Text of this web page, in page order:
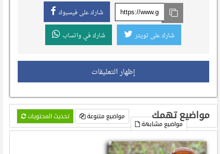
شارك على فيسبوك
شارك على تويتر شارك في واتساب
إظهار التعليقات
مواضيع تهمك تحديث المحتويات
مواضيع متنوعة
مواضيع مشابهة